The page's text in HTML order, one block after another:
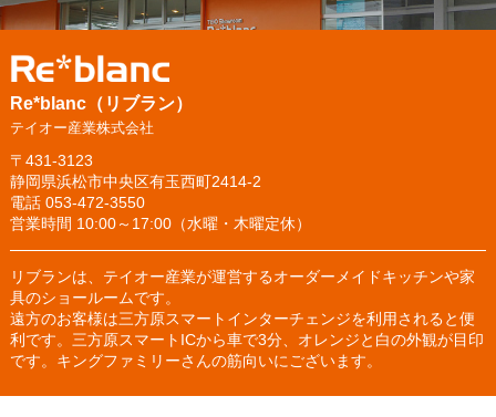
Re*blanc（リブラン）
テイオー産業株式会社
〒431-3123
静岡県浜松市中央区有玉西町2414-2
電話 053-472-3550
営業時間 10:00～17:00（水曜・木曜定休）
リブランは、テイオー産業が運営するオーダーメイドキッチンや家
具のショールームです。
遠方のお客様は三方原スマートインターチェンジを利用されると便
利です。三方原スマートICから車で3分、オレンジと白の外観が目印
です。キングファミリーさんの筋向いにございます。